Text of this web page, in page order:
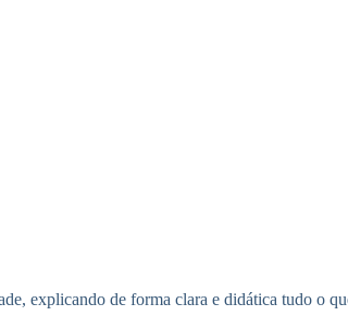
explicando de forma clara e didática tudo o